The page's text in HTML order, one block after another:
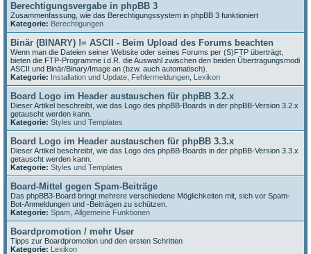
Berechtigungsvergabe in phpBB 3
Zusammenfassung, wie das Berechtigungssystem in phpBB 3 funktioniert
Kategorie: Berechtigungen
Binär (BINARY) != ASCII - Beim Upload des Forums beachten
Wenn man die Dateien seiner Website oder seines Forums per (S)FTP überträgt,
bieten die FTP-Programme i.d.R. die Auswahl zwischen den beiden Übertragungsmodi
ASCII und Binär/Binary/Image an (bzw. auch automatisch).
Kategorie: Installation und Update Fehlermeldungen Lexikon
Board Logo im Header austauschen für phpBB 3.2.x
Dieser Artikel beschreibt, wie das Logo des phpBB-Boards in der phpBB-Version 3.2.x
getauscht werden kann.
Kategorie: Styles und Templates
Board Logo im Header austauschen für phpBB 3.3.x
Dieser Artikel beschreibt, wie das Logo des phpBB-Boards in der phpBB-Version 3.3.x
getauscht werden kann.
Kategorie: Styles und Templates
Board-Mittel gegen Spam-Beiträge
Das phpBB3-Board bringt mehrere verschiedene Möglichkeiten mit, sich vor Spam-
Bot-Anmeldungen und -Beiträgen zu schützen.
Kategorie: Spam Allgemeine Funktionen
Boardpromotion / mehr User
Tipps zur Boardpromotion und den ersten Schritten
Kategorie: Lexikon